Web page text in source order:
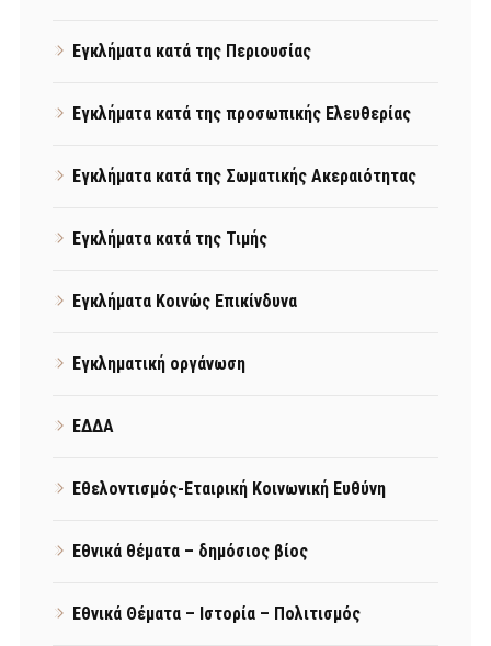
Εγκλήματα κατά της Περιουσίας
Εγκλήματα κατά της προσωπικής Ελευθερίας
Εγκλήματα κατά της Σωματικής Ακεραιότητας
Εγκλήματα κατά της Τιμής
Εγκλήματα Κοινώς Επικίνδυνα
Εγκληματική οργάνωση
ΕΔΔΑ
Εθελοντισμός-Εταιρική Κοινωνική Ευθύνη
Εθνικά θέματα – δημόσιος βίος
Εθνικά Θέματα – Ιστορία – Πολιτισμός